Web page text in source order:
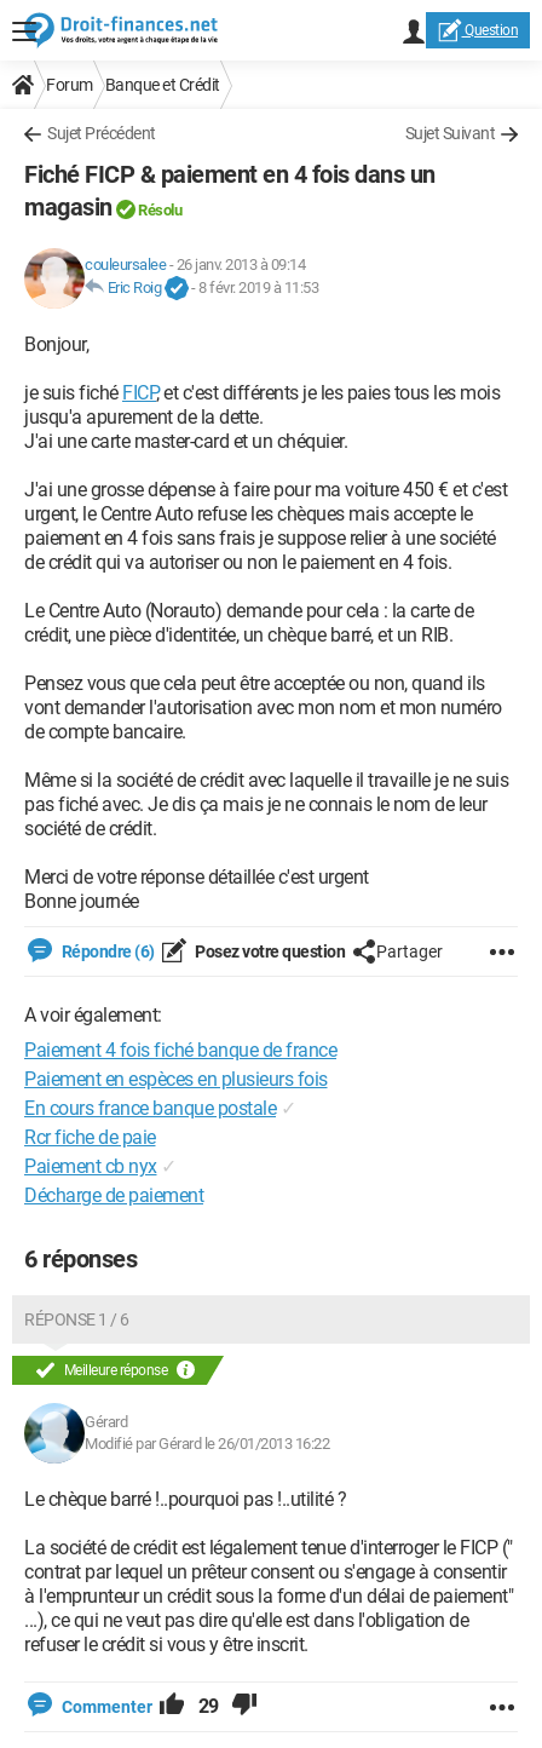
Question
Forum Banque et Crédit
Sujet Précédent Sujet Suivant
Fiché FICP & paiement en 4 fois dans un
magasin
Résolu
couleursalee-26 janv. 2013 à 09:14
Eric Roig
-8 févr. 2019 à 11:53
Bonjour,
je suis fiché FICP, et c'est différents je les paies tous les mois
jusqu'a apurement de la dette.
J'ai une carte master-card et un chéquier.
J'ai une grosse dépense à faire pour ma voiture 450 € et c'est
urgent, le Centre Auto refuse les chèques mais accepte le
paiement en 4 fois sans frais je suppose relier à une société
de crédit qui va autoriser ou non le paiement en 4 fois.
Le Centre Auto (Norauto) demande pour cela : la carte de
crédit, une pièce d'identitée, un chèque barré, et un RIB.
Pensez vous que cela peut être acceptée ou non, quand ils
vont demander l'autorisation avec mon nom et mon numéro
de compte bancaire.
Même si la société de crédit avec laquelle il travaille je ne suis
pas fiché avec. Je dis ça mais je ne connais le nom de leur
société de crédit.
Merci de votre réponse détaillée c'est urgent
Bonne journée
Répondre (6) Posez votre question Partager
A voir également:
Paiement 4 fois fiché banque de france
Paiement en espèces en plusieurs fois
En cours france banque postale ✓
Rcr fiche de paie
Paiement cb nyx ✓
Décharge de paiement
6 réponses
RÉPONSE 1 / 6
Meilleure réponse
Gérard
Modifié par Gérard le 26/01/2013 16:22
Le chèque barré !..pourquoi pas !..utilité ?
La société de crédit est légalement tenue d'interroger le FICP ("
contrat par lequel un prêteur consent ou s'engage à consentir
à l'emprunteur un crédit sous la forme d'un délai de paiement"
...), ce qui ne veut pas dire qu'elle est dans l'obligation de
refuser le crédit si vous y être inscrit.
Commenter 29